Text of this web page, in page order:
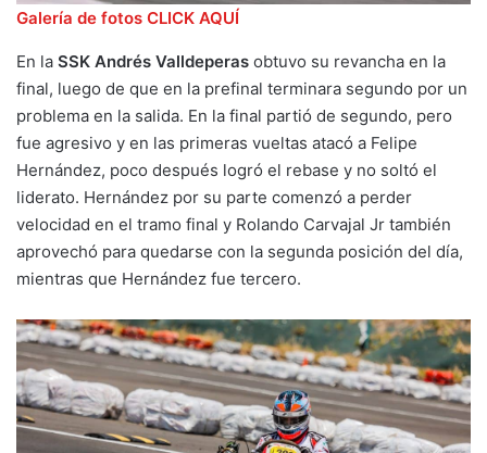
Galería de fotos CLICK AQUÍ
En la SSK Andrés Valldeperas obtuvo su revancha en la
final, luego de que en la prefinal terminara segundo por un
problema en la salida. En la final partió de segundo, pero
fue agresivo y en las primeras vueltas atacó a Felipe
Hernández, poco después logró el rebase y no soltó el
liderato. Hernández por su parte comenzó a perder
velocidad en el tramo final y Rolando Carvajal Jr también
aprovechó para quedarse con la segunda posición del día,
mientras que Hernández fue tercero.